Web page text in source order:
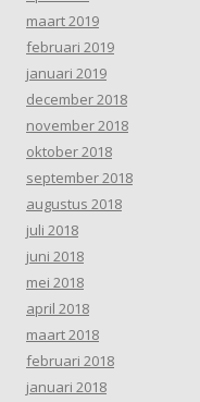
maart 2019
februari 2019
januari 2019
december 2018
november 2018
oktober 2018
september 2018
augustus 2018
juli 2018
juni 2018
mei 2018
april 2018
maart 2018
februari 2018
januari 2018